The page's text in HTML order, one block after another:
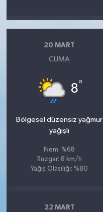
20 MART
CUMA
8°
Bölgesel düzensiz yağmur
yağışlı
Nem: %68
Rüzgar: 8 km/h
Yağış Olasılığı: %80
22 MART